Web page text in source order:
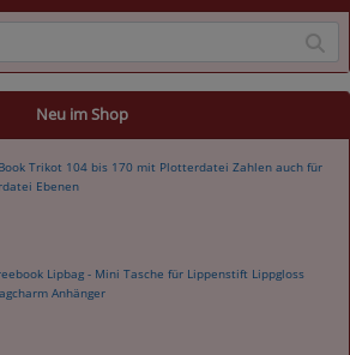
Neu im Shop
Trikot 104 bis 170 mit Plotterdatei Zahlen auch für
Ebenen
Lipbag - Mini Tasche für Lippenstift Lippgloss
Anhänger